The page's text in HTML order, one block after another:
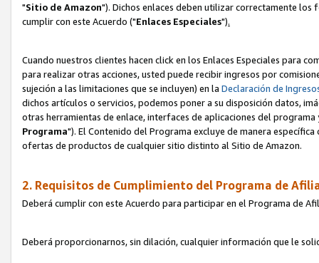
"Sitio de Amazon"). Dichos enlaces deben utilizar correctamente los
cumplir con este Acuerdo ("Enlaces Especiales").
Cuando nuestros clientes hacen click en los Enlaces Especiales para
para realizar otras acciones, usted puede recibir ingresos por
sujeción a las limitaciones que se incluyen) en la Declaración de
dichos artículos o servicios, podemos poner a su disposición datos,
otras herramientas de enlace, interfaces de aplicaciones del
Programa"). El Contenido del Programa excluye de manera
ofertas de productos de cualquier sitio distinto al Sitio de Amazon.
2. Requisitos de Cumplimiento del Programa de
Deberá cumplir con este Acuerdo para participar en el Programa de
Deberá proporcionarnos, sin dilación, cualquier información que le